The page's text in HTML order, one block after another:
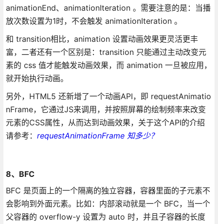
animationEnd、animationIteration 。需要注意的是：当播
放次数设置为1时，不会触发 animationIteration 。
和 transition相比，animation 设置动画效果更灵活更丰
富，二者还有一个区别是：transition 只能通过主动改变元
素的 css 值才能触发动画效果，而 animation 一旦被应用，
就开始执行动画。
另外，HTML5 还新增了一个动画API，即 requestAnimatio
nFrame，它通过JS来调用，并按照屏幕的绘制频率来改变
元素的CSS属性，从而达到动画效果，关于这个API的介绍
请参考： requestAnimationFrame 知多少？
8、BFC
BFC 是页面上的一个隔离的独立容器，容器里面的子元素不
会影响到外面元素。比如：内部滚动就是一个 BFC，当一个
父容器的 overflow-y 设置为 auto 时，并且子容器的长度